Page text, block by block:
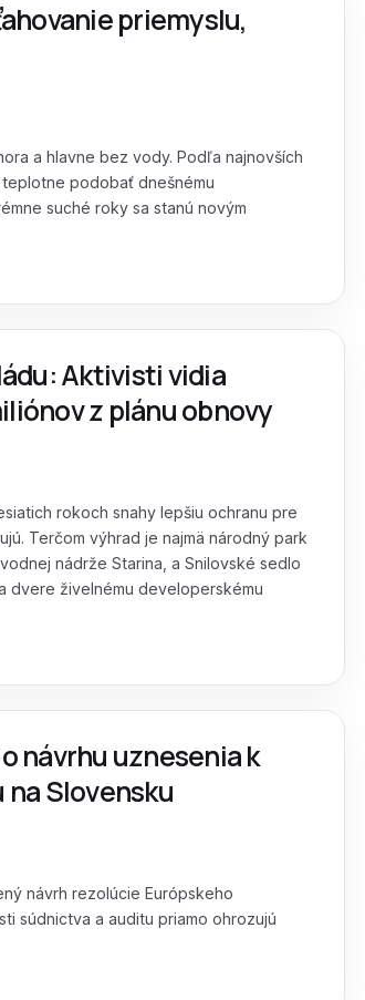
priemyslu,
a hlavne bez vody. Podľa najnovších
podobať dnešnému
suché roky sa stanú novým
Aktivisti vidia
z plánu obnovy
rokoch snahy lepšiu ochranu pre
Terčom výhrad je najmä národný park
nádrže Starina, a Snilovské sedlo
dvere živelnému developerskému
návrhu uznesenia k
Slovensku
návrh rezolúcie Európskeho
súdnictva a auditu priamo ohrozujú